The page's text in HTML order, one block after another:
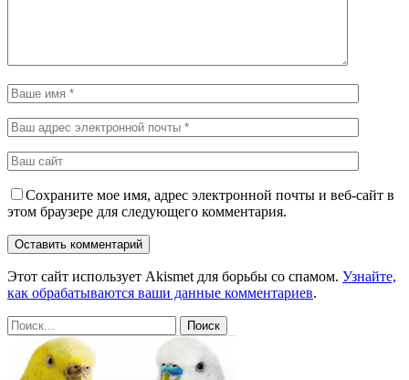
Сохраните мое имя, адрес электронной почты и веб-сайт в
этом браузере для следующего комментария.
Этот сайт использует Akismet для борьбы со спамом. Узнайте,
как обрабатываются ваши данные комментариев.